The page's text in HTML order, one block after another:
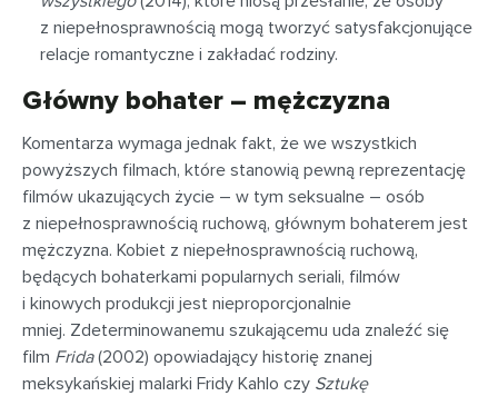
z niepełnosprawnością mogą tworzyć satysfakcjonujące
relacje romantyczne i zakładać rodziny.
Główny bohater – mężczyzna
Komentarza wymaga jednak fakt, że we wszystkich
powyższych filmach, które stanowią pewną reprezentację
filmów ukazujących życie – w tym seksualne – osób
z niepełnosprawnością ruchową, głównym bohaterem jest
mężczyzna. Kobiet z niepełnosprawnością ruchową,
będących bohaterkami popularnych seriali, filmów
i kinowych produkcji jest nieproporcjonalnie
mniej. Zdeterminowanemu szukającemu uda znaleźć się
film Frida(2002) opowiadający historię znanej
meksykańskiej malarki Fridy Kahlo czy Sztukę